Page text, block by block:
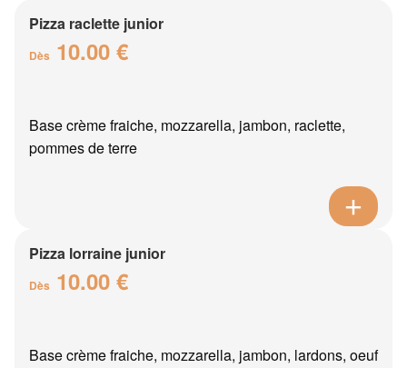
Pizza raclette junior
Dès 10.00 €
Base crème fraiche, mozzarella, jambon, raclette,
pommes de terre
Pizza lorraine junior
Dès 10.00 €
Base crème fraiche, mozzarella, jambon, lardons, oeuf